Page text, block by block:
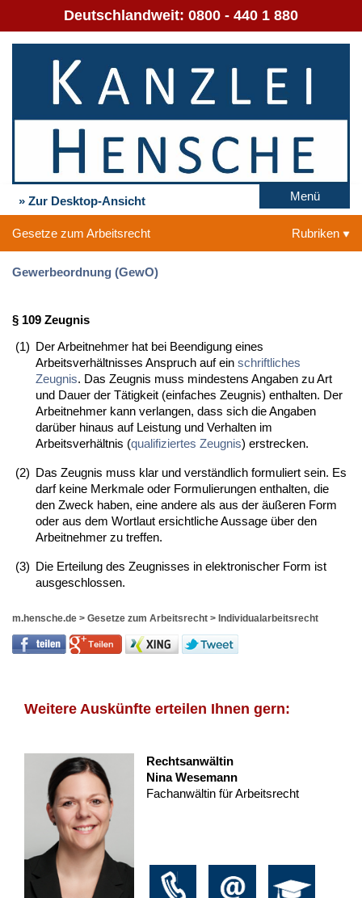
Deutschlandweit: 0800 - 440 1 880
» Zur Desktop-Ansicht Menü
Gesetze zum Arbeitsrecht Rubriken
Gewerbeordnung (GewO)
§ 109 Zeugnis
(1) Der Arbeitnehmer hat bei Beendigung eines
Arbeitsverhältnisses Anspruch auf ein schriftliches
Zeugnis. Das Zeugnis muss mindestens Angaben zu Art
und Dauer der Tätigkeit (einfaches Zeugnis) enthalten. Der
Arbeitnehmer kann verlangen, dass sich die Angaben
darüber hinaus auf Leistung und Verhalten im
Arbeitsverhältnis (qualifiziertes Zeugnis) erstrecken.
(2) Das Zeugnis muss klar und verständlich formuliert sein. Es
darf keine Merkmale oder Formulierungen enthalten, die
den Zweck haben, eine andere als aus der äußeren Form
oder aus dem Wortlaut ersichtliche Aussage über den
Arbeitnehmer zu treffen.
(3) Die Erteilung des Zeugnisses in elektronischer Form ist
ausgeschlossen.
m.hensche.de > Gesetze zum Arbeitsrecht > Individualarbeitsrecht
Weitere Auskünfte erteilen Ihnen gern:
Rechtsanwältin
Nina Wesemann
Fachanwältin für Arbeitsrecht